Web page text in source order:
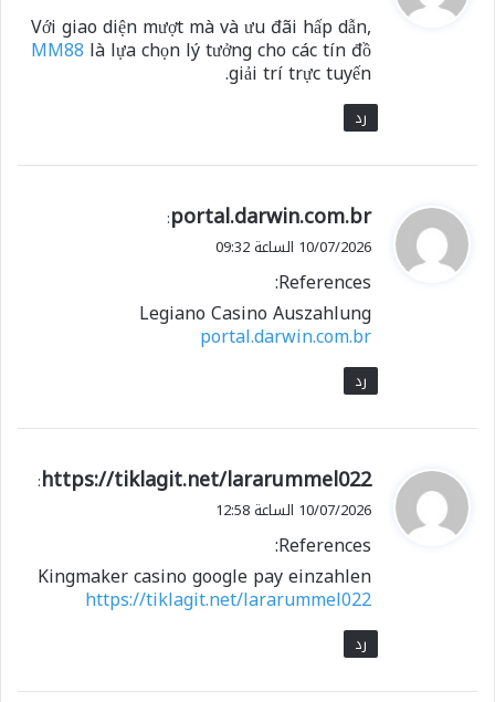
ل
Với giao diện mượt mà và ưu đãi hấp dẫn,
MM88 là lựa chọn lý tưởng cho các tín đồ
giải trí trực tuyến.
رد
ي
ق
ل
portal.darwin.com.br
:
10/07/2026 الساعة 09:32
References:
Legiano Casino Auszahlung
portal.darwin.com.br
رد
ي
ق
ل
https://tiklagit.net/lararummel022
:
10/07/2026 الساعة 12:58
References:
Kingmaker casino google pay einzahlen
https://tiklagit.net/lararummel022
رد